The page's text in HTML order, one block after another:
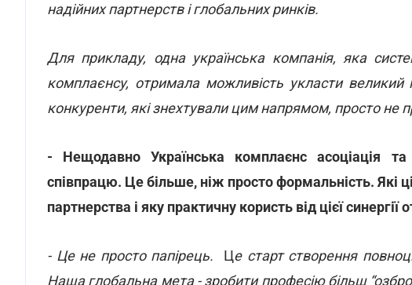
надійних партнерств і глобальних ринків.
Для прикладу, одна українська компанія, яка
комплаєнсу, отримала можливість укласти великий
конкуренти, які знехтували цим напрямом, просто не
- Нещодавно Українська комплаєнс асоціація
співпрацю. Це більше, ніж просто формальність. Які
партнерства і яку практичну користь від цієї
- Це не просто папірець. Це старт створення
Наша глобальна мета - зробити професію більш